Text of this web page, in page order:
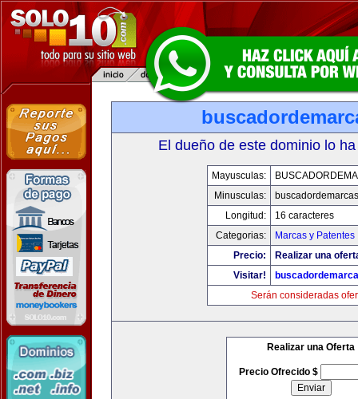
El dueño de este dominio lo
Mayusculas:
Minusculas:
Longitud:
16 caracteres
Categorias:
Marcas y Patentes
Precio:
Realizar una
Visitar!
Serán consideradas
Realizar una Oferta
Precio Ofrecido $